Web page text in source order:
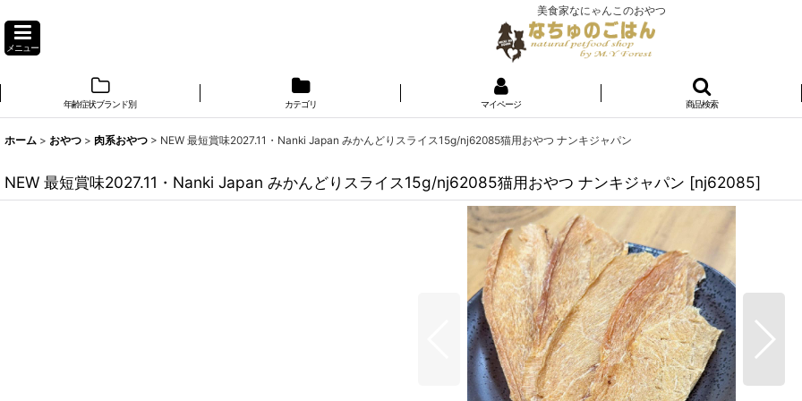
美食家なにゃんこのおやつ
メニュー
年齢症状ブランド別 カテゴリ マイページ 商品検索
ホーム > おやつ > 肉系おやつ > NEW 最短賞味2027.11・Nanki Japan みかんどりスライス15g/nj62085猫用おやつ ナンキジャパン
NEW 最短賞味2027.11・Nanki Japan みかんどりスライス15g/nj62085猫用おやつ ナンキジャパン [nj62085]